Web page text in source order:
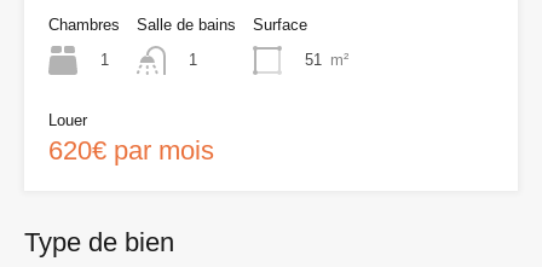
Chambres
1
Salle de bains
1
Surface
51
m²
Louer
620€ par mois
Type de bien